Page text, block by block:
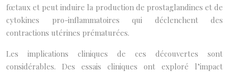
fœtaux et peut induire la production de prostaglandines et de
cytokines pro-inflammatoires qui déclenchent des
contractions utérines prématurées.
Les implications cliniques de ces découvertes sont
considérables. Des essais cliniques ont exploré l’impact